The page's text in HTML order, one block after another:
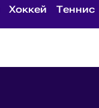
Хоккей Теннис